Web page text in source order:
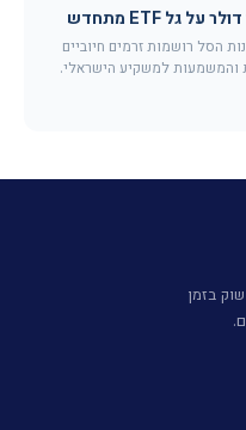
ככל שקרנות הסל רושמות זרמים חיוביים
והמשמעות למשקיע הישראלי.
בזמן